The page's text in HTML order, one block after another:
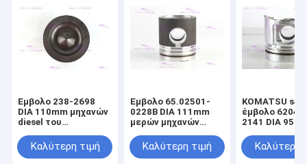
Έμβολο 238-2698
DIA 110mm μηχανών
diesel του
Καλύτερη τιμή
Έμβολο 65.02501-
0228B DIA 111mm
μερών μηχανών
Καλύτερη τιμή
KOMATSU
έμβολο 6204-
2141 DIA
Καλύτερη